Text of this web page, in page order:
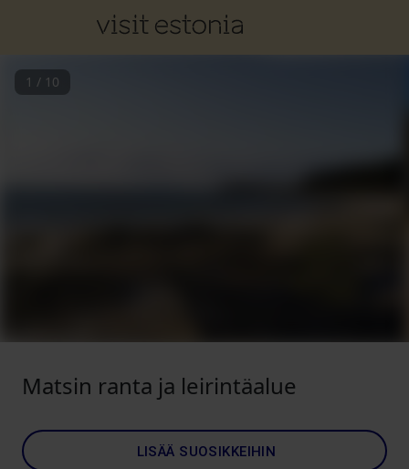
1 / 10
Matsin ranta ja leirintäalue
LISÄÄ SUOSIKKEIHIN